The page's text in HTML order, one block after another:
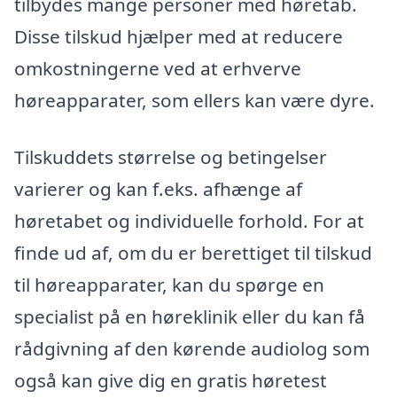
Disse tilskud hjælper med at reducere
omkostningerne ved at erhverve
høreapparater, som ellers kan være dyre.
Tilskuddets størrelse og betingelser
varierer og kan f.eks. afhænge af
høretabet og individuelle forhold. For at
finde ud af, om du er berettiget til tilskud
til høreapparater, kan du spørge en
specialist på en høreklinik eller du kan få
rådgivning af den kørende audiolog som
også kan give dig en gratis høretest